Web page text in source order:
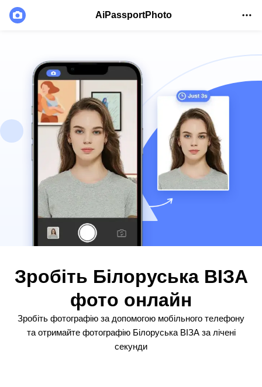
AiPassportPhoto
Зробіть Білоруська ВІЗА
фото онлайн
Зробіть фотографію за допомогою мобільного телефону
та отримайте фотографію Білоруська ВІЗА за лічені
секунди